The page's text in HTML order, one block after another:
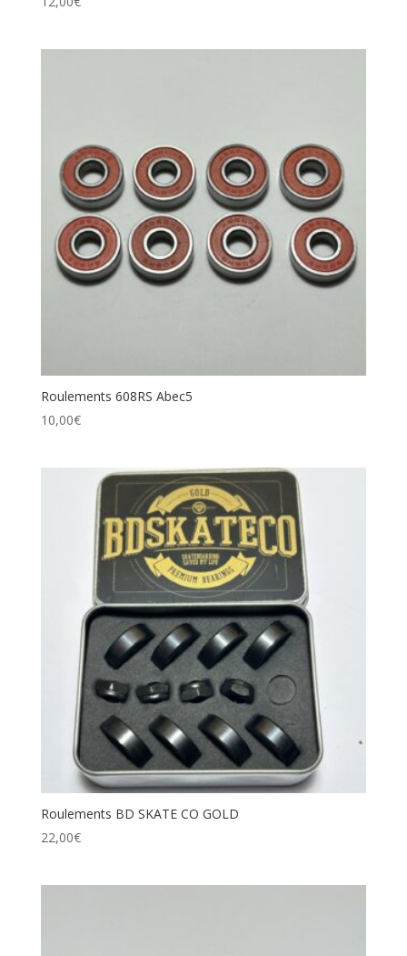
Roulements 608RS Abec5
10,00€
Roulements BD SKATE CO GOLD
22,00€